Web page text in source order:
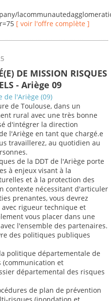
[ voir l'offre complète ]
DE MISSION RISQUES
- Ariège 09
de l'Ariège (09)
de Toulouse, dans un
rural avec une très bonne
d'intégrer la direction
l'Ariège en tant que chargé.e
travaillerez, au quotidien au
de la DDT de l'Ariège porte
à enjeux visant à la
et à la protection des
contexte nécessitant d'articuler
prenantes, vous devrez
rigueur technique et
vous placer dans une
l'ensemble des partenaires.
des politiques publiques
politique départementale de
et
départemental des risques
de plan de prévention